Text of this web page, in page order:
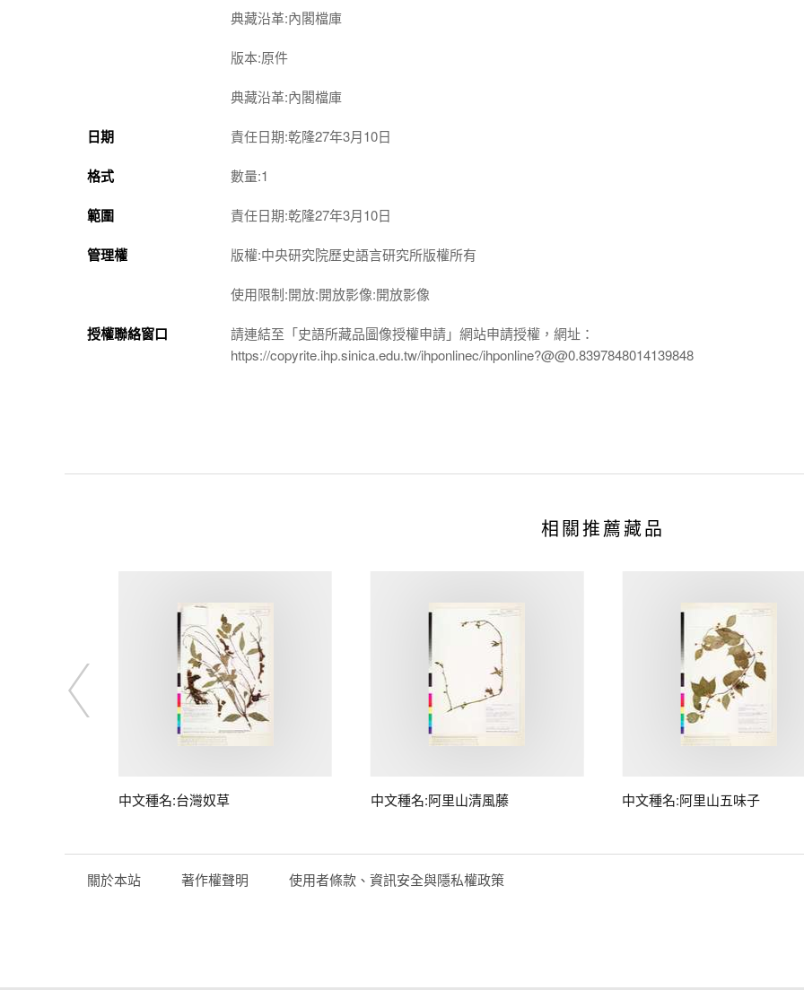
典藏沿革:內閣檔庫
版本:原件
典藏沿革:內閣檔庫
日期 責任日期:乾隆27年3月10日
格式 數量:1
範圍 責任日期:乾隆27年3月10日
管理權 版權:中央研究院歷史語言研究所版權所有
使用限制:開放:開放影像:開放影像
授權聯絡窗口
請連結至「史語所藏品圖像授權申請」網站申請授權，網址：
https://copyrite.ihp.sinica.edu.tw/ihponlinec/ihponline?@@0.8397848014139848
相關推薦藏品
中文種名:台灣奴草 中文種名:阿里山清風藤 中文種名:阿里山五味子
關於本站 著作權聲明 使用者條款、資訊安全與隱私權政策